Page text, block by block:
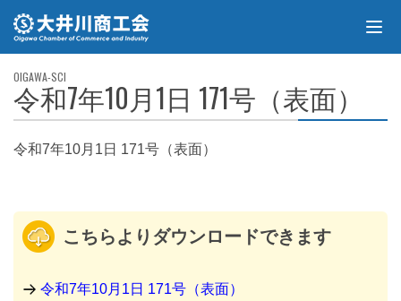
令和7年10月1日 171号（表面）
令和7年10月1日 171号（表面）
こちらよりダウンロードできます
令和7年10月1日 171号（表面）